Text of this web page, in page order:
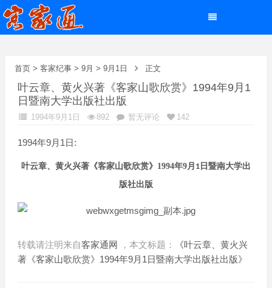
首页> 客家纪事> 9月 > 9月1日 正文
叶云章、黄火兴著《客家山歌欣赏》1994年9月1
日暨南大学出版社出版
1994年9月1日 892 暂无评论 142
1994年9月1日:
叶云章、 黄火兴著 《客家山歌欣赏》 1994年9月 1 日 暨南大学出
版社出版
转载请注明来自客家通网 ，本文标题：
《叶云章、黄火兴
著《客家山歌欣赏》1994年9月1日暨南大学出版社出版》